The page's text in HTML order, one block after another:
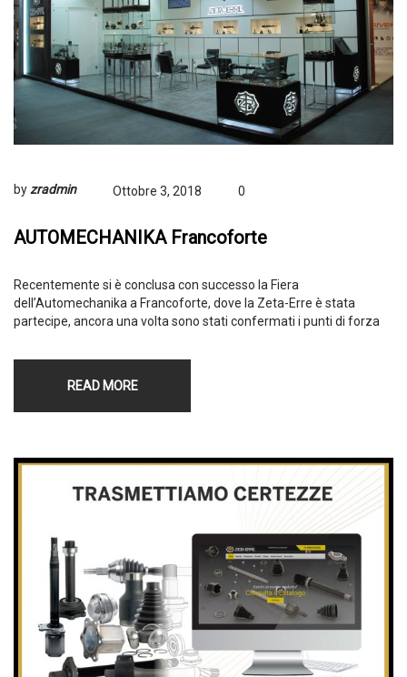
byzradmin Ottobre 3, 2018 0
AUTOMECHANIKA Francoforte
Recentemente si è conclusa con successo la Fiera
dell’Automechanika a Francoforte, dove la Zeta-Erre è stata
partecipe, ancora una volta sono stati confermati i punti di forza
READ MORE